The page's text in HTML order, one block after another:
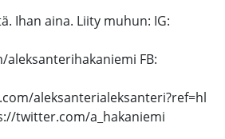
Ihan aina. Liity muhun: IG:
FB:
aleksanterialeksanteri?ref=hl
twitter.com/a_hakaniemi